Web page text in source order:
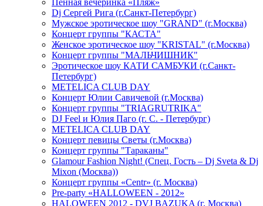
Пенная вечеринка «Пляж»
Dj Сергей Рига (г.Санкт-Петербург)
Мужское эротическое шоу "GRAND" (г.Москва)
Концерт группы "КАСТА"
Женское эротическое шоу "KRISTAL" (г.Москва)
Концерт группы "МАЛЬЧИШНИК"
Эротическое шоу КАТИ САМБУКИ (г.Санкт-
Петербург)
METELICA CLUB DAY
Концерт Юлии Савичевой (г.Москва)
Концерт группы "TRIAGRUTRIKA"
DJ Feel и Юлия Паго (г. С. - Петербург)
METELICA CLUB DAY
Концерт певицы Светы (г.Москва)
Концерт группы "Тараканы"
Glamour Fashion Night! (Спец. Гость – Dj Sveta & Dj
Mixon (Москва))
Концерт группы «Centr» (г. Москва)
Pre-party «HALLOWEEN - 2012»
HALOWEEN 2012 - DVJ BAZUKA (г. Москва)